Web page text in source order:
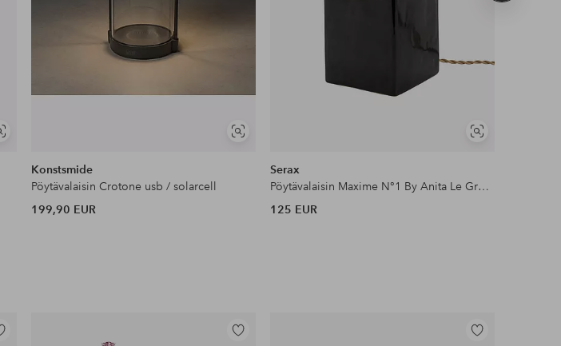
Näytä
Konstsmide
Pöytävalaisin Crotone usb / solarcell
199,90 EUR
Näytä
Serax
Pöytävalaisin Maxime N°1 By Anita Le Grelle
125 EUR
Lisää
Lisää